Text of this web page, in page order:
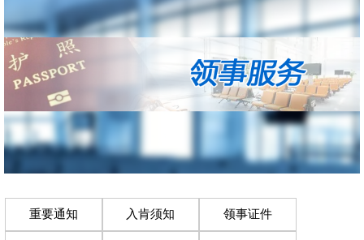
重要通知 入肯须知 领事证件